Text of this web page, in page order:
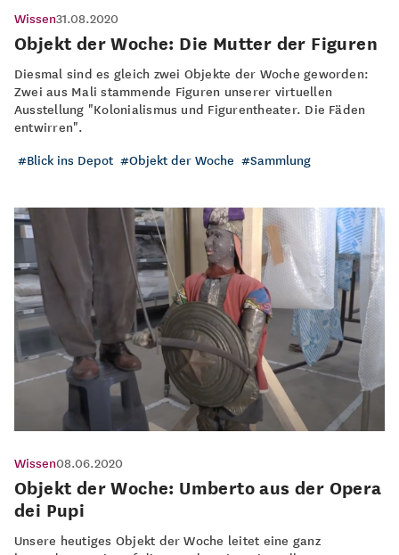
Wissen31.08.2020
Objekt der Woche: Die Mutter der Figuren
Diesmal sind es gleich zwei Objekte der Woche geworden:
Zwei aus Mali stammende Figuren unserer virtuellen
Ausstellung "Kolonialismus und Figurentheater. Die Fäden
entwirren".
Blick ins Depot
Objekt der Woche Sammlung
Wissen08.06.2020
Objekt der Woche: Umberto aus der Opera
dei Pupi
Unsere heutiges Objekt der Woche leitet eine ganz